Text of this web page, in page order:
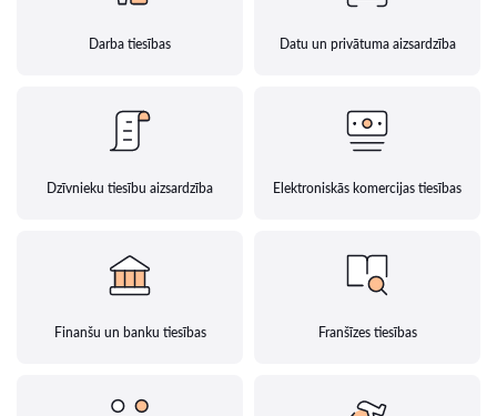
Darba tiesības Datu un privātuma aizsardzība
Dzīvnieku tiesību aizsardzība Elektroniskās komercijas tiesības
Finanšu un banku tiesības Franšīzes tiesības